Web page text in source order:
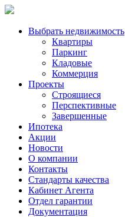
Выбрать недвижимость
Квартиры
Паркинг
Кладовые
Коммерция
Проекты
Строящиеся
Перспективные
Завершенные
Ипотека
Акции
Новости
О компании
Контакты
Стандарты качества
Кабинет Агента
Отдел гарантии
Документация